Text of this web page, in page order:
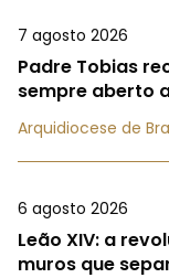
7 agosto 2026
Padre Tobias
sempre aberto
Arquidiocese de
6 agosto 2026
Leão XIV: a
muros que